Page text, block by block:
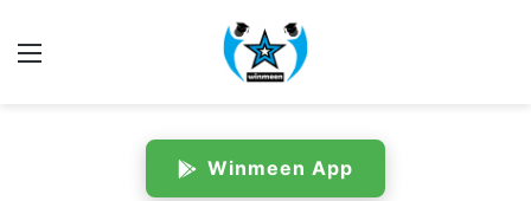
Menu
Winmeen App